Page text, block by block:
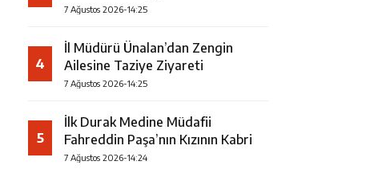
7 Ağustos 2026-14:25
4
İl Müdürü Ünalan’dan Zengin
Ailesine Taziye Ziyareti
7 Ağustos 2026-14:25
5
İlk Durak Medine Müdafii
Fahreddin Paşa’nın Kızının Kabri
7 Ağustos 2026-14:24